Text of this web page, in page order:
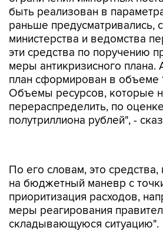
быть реализован в
раньше предусматривались,
министерства и ведомства
эти средства по поручению
меры антикризисного плана.
план сформирован в объеме
Объемы ресурсов, которые
перераспределить, по
полутриллиона рублей", -
приоритизация расходов,
меры реагирования
складывающуюся ситуацию".
Министр отметил, что задача